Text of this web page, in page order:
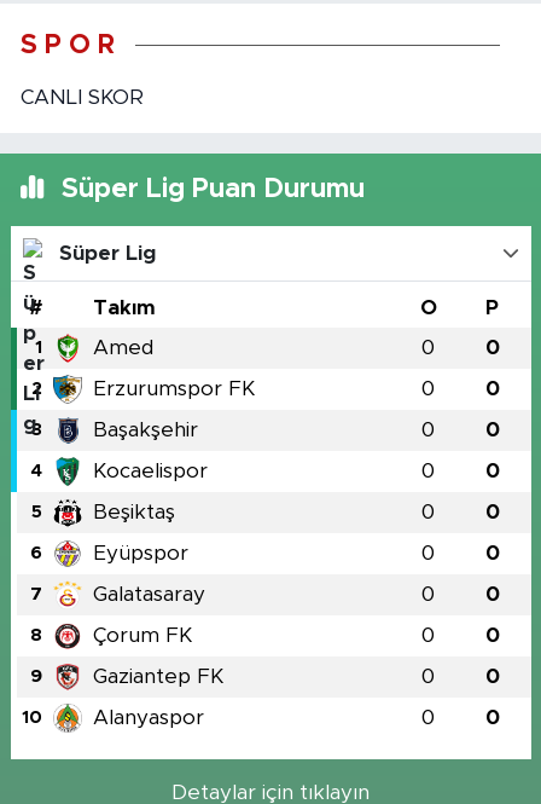
S P O R
CANLI SKOR
Süper Lig Puan Durumu
Süper Lig
# Takım O P
1 Amed 0 0
2 Erzurumspor FK 0 0
3 Başakşehir 0 0
4 Kocaelispor 0 0
5 Beşiktaş 0 0
6 Eyüpspor 0 0
7 Galatasaray 0 0
8 Çorum FK 0 0
9 Gaziantep FK 0 0
10 Alanyaspor 0 0
Detaylar için tıklayın